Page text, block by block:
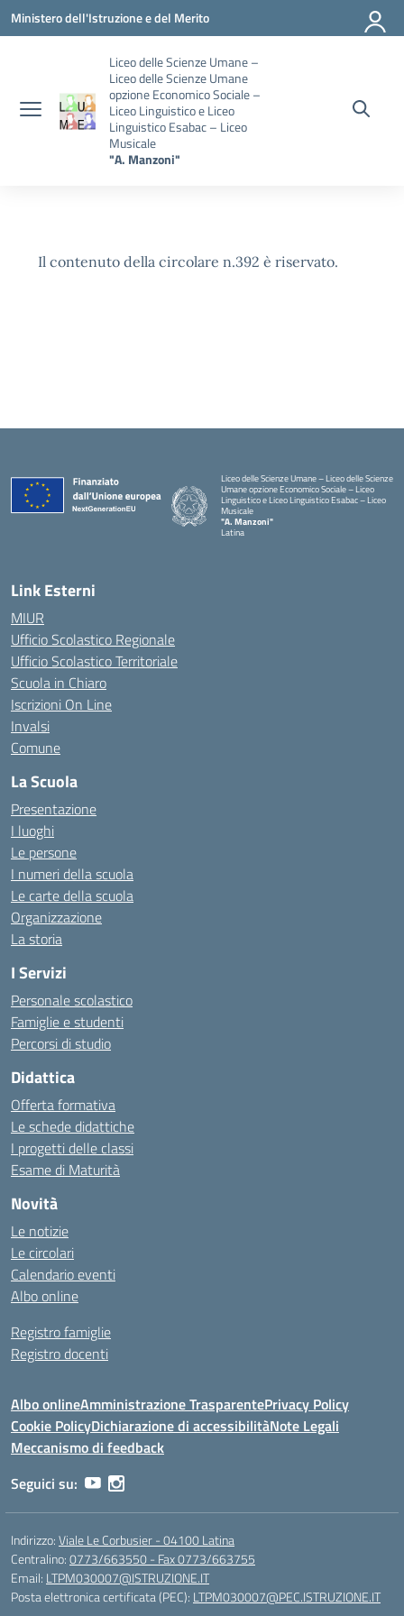
Vai ai contenuti
Vai al menu di navigazione
Vai al footer
Ministero dell'Istruzione e del Merito
Liceo delle Scienze Umane –
Liceo delle Scienze Umane
opzione Economico Sociale –
Liceo Linguistico e Liceo
Linguistico Esabac – Liceo
Musicale
"A. Manzoni"
Il contenuto della circolare n.392 è riservato.
Liceo delle Scienze Umane – Liceo delle Scienze
Umane opzione Economico Sociale – Liceo
Linguistico e Liceo Linguistico Esabac – Liceo
Musicale
"A. Manzoni"
Latina
Link Esterni
MIUR
Ufficio Scolastico Regionale
Ufficio Scolastico Territoriale
Scuola in Chiaro
Iscrizioni On Line
Invalsi
Comune
La Scuola
Presentazione
I luoghi
Le persone
I numeri della scuola
Le carte della scuola
Organizzazione
La storia
I Servizi
Personale scolastico
Famiglie e studenti
Percorsi di studio
Didattica
Offerta formativa
Le schede didattiche
I progetti delle classi
Esame di Maturità
Novità
Le notizie
Le circolari
Calendario eventi
Albo online
Registro famiglie
Registro docenti
Albo onlineAmministrazione TrasparentePrivacy Policy
Cookie PolicyDichiarazione di accessibilitàNote Legali
Meccanismo di feedback
Seguici su:
Indirizzo:Viale Le Corbusier - 04100 Latina
Centralino:0773/663550 - Fax 0773/663755
Email: LTPM030007@ISTRUZIONE.IT
Posta elettronica certificata (PEC): LTPM030007@PEC.ISTRUZIONE.IT